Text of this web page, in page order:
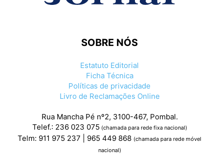
SOBRE NÓS
Estatuto Editorial
Ficha Técnica
Políticas de privacidade
Livro de Reclamações Online
Rua Mancha Pé nº2, 3100-467, Pombal.
Telef.: 236 023 075 (chamada para rede fixa nacional)
Telm: 911 975 237 | 965 449 868 (chamada para rede móvel
nacional)